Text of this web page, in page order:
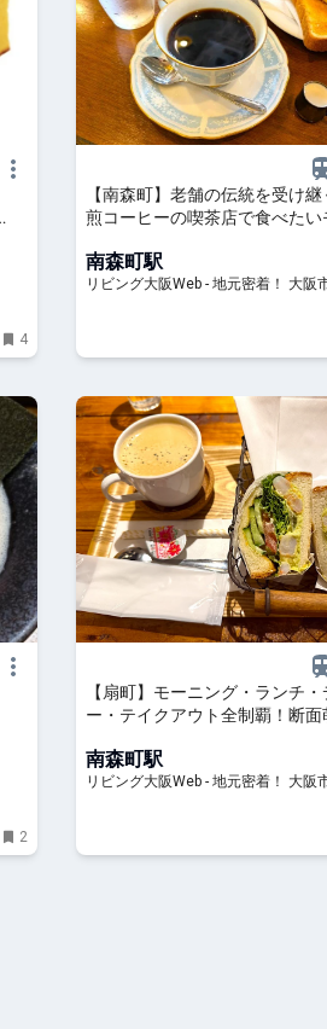
4
【南森町】老舗の伝統を受け
煎コーヒーの喫茶店で食べたい
南森町駅
リビング大阪Web - 地元密着！ 大阪
2
【扇町】モーニング・ランチ
ー・テイクアウト全制覇！断面
南森町駅
リビング大阪Web - 地元密着！ 大阪